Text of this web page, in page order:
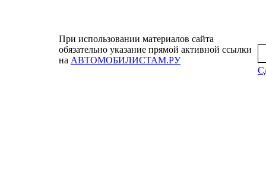
При использовании материалов сайта
обязательно указание прямой активной ссылки
на АВТОМОБИЛИСТАМ.РУ